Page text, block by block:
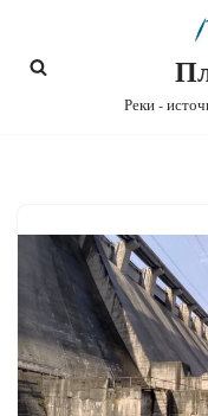
Перейти
Реки -